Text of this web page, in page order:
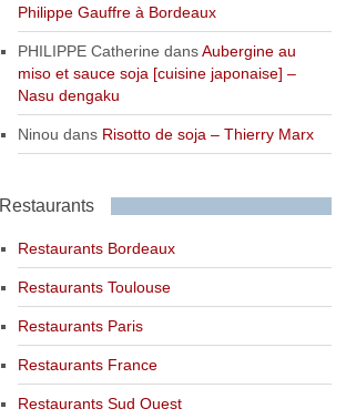
Philippe Gauffre à Bordeaux
PHILIPPE Catherine dansAubergine au
miso et sauce soja [cuisine japonaise] –
Nasu dengaku
Ninou dans Risotto de soja – Thierry Marx
Restaurants
Restaurants Bordeaux
Restaurants Toulouse
Restaurants Paris
Restaurants France
Restaurants Sud Ouest